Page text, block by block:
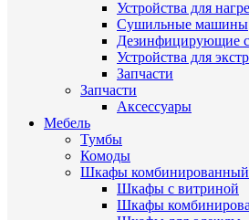
Устройства для
Сушильные машины
Дезинфицирующие
Устройства для
Запчасти
Запчасти
Аксессуары
Мебель
Тумбы
Комоды
Шкафы комбинированный
Шкафы с витриной
Шкафы